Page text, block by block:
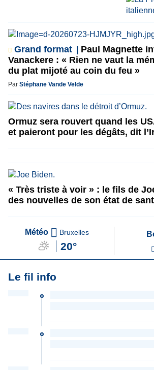
Grand format
Paul Magnette
Vanackere : « Rien ne vaut la
du plat mijoté au coin du feu »
Par Stéphane Vande Velde
Ormuz sera rouvert quand les
et paieront pour les dégâts, dit
« Très triste à voir » : le fils de
des nouvelles de son état de
Météo Bruxelles
20°
Le fil info